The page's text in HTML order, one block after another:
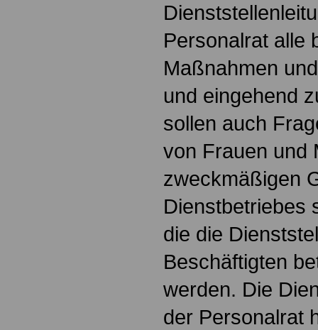
Personalrat alle
Maßnahmen
und eingehend
sollen auch
von Frauen und
zweckmäßigen
Dienstbetriebes
die die
Beschäftigten
werden. Die
der Personalrat